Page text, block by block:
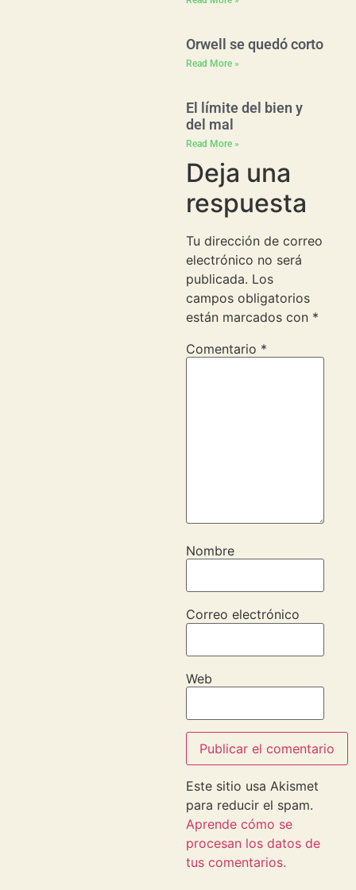
Orwell se quedó corto
Read More »
El límite del bien y
del mal
Read More »
Deja una
respuesta
Tu dirección de correo
electrónico no será
publicada. Los
campos obligatorios
están marcados con *
Comentario *
Nombre
Correo electrónico
Web
Este sitio usa Akismet
para reducir el spam.
Aprende cómo se
procesan los datos de
tus comentarios.